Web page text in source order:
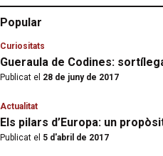
Popular
Curiositats
Gueraula de Codines:
Publicat el 28 de juny de 2017
Actualitat
Els pilars d’Europa: un
Publicat el 5 d'abril de 2017